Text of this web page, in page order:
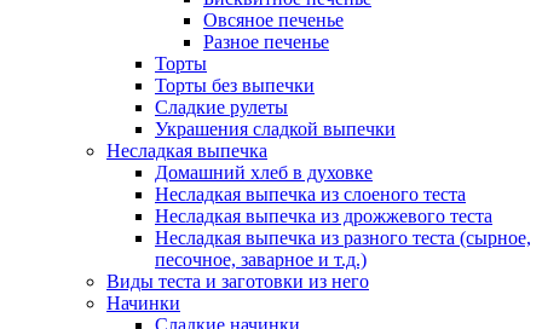
Овсяное печенье
Разное печенье
Торты
Торты без выпечки
Сладкие рулеты
Украшения сладкой выпечки
Несладкая выпечка
Домашний хлеб в духовке
Несладкая выпечка из слоеного теста
Несладкая выпечка из дрожжевого теста
Несладкая выпечка из разного теста (сырное,
песочное, заварное и т.д.)
Виды теста и заготовки из него
Начинки